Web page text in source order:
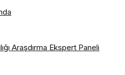
Araşdırma Ekspert Paneli